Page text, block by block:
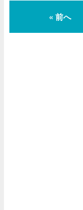
« 前へ